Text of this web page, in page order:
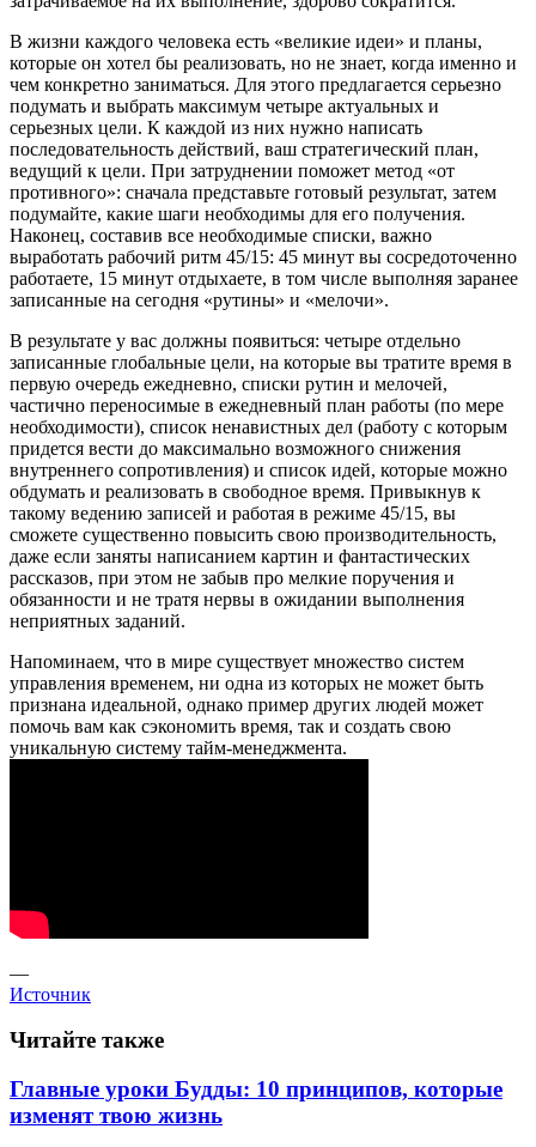
В жизни каждого человека есть «великие идеи» и планы,
которые он хотел бы реализовать, но не знает, когда именно и
чем конкретно заниматься. Для этого предлагается серьезно
подумать и выбрать максимум четыре актуальных и
серьезных цели. К каждой из них нужно написать
последовательность действий, ваш стратегический план,
ведущий к цели. При затруднении поможет метод «от
противного»: сначала представьте готовый результат, затем
подумайте, какие шаги необходимы для его получения.
Наконец, составив все необходимые списки, важно
выработать рабочий ритм 45/15: 45 минут вы сосредоточенно
работаете, 15 минут отдыхаете, в том числе выполняя заранее
записанные на сегодня «рутины» и «мелочи».
В результате у вас должны появиться: четыре отдельно
записанные глобальные цели, на которые вы тратите время в
первую очередь ежедневно, списки рутин и мелочей,
частично переносимые в ежедневный план работы (по мере
необходимости), список ненавистных дел (работу с которым
придется вести до максимально возможного снижения
внутреннего сопротивления) и список идей, которые можно
обдумать и реализовать в свободное время. Привыкнув к
такому ведению записей и работая в режиме 45/15, вы
сможете существенно повысить свою производительность,
даже если заняты написанием картин и фантастических
рассказов, при этом не забыв про мелкие поручения и
обязанности и не тратя нервы в ожидании выполнения
неприятных заданий.
Напоминаем, что в мире существует множество систем
управления временем, ни одна из которых не может быть
признана идеальной, однако пример других людей может
помочь вам как сэкономить время, так и создать свою
уникальную систему тайм-менеджмента.
—
Источник
Читайте также
Главные уроки Будды: 10 принципов, которые
изменят твою жизнь